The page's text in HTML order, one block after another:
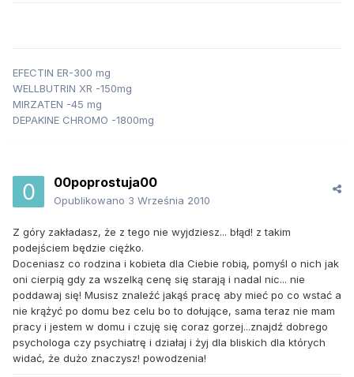
EFECTIN ER-300 mg
WELLBUTRIN XR -150mg
MIRZATEN -45 mg
DEPAKINE CHROMO -1800mg
00poprostuja00
Opublikowano 3 Września 2010
Z góry zakładasz, że z tego nie wyjdziesz... błąd! z takim
podejściem będzie ciężko.
Doceniasz co rodzina i kobieta dla Ciebie robią, pomyśl o nich jak
oni cierpią gdy za wszelką cenę się starają i nadal nic... nie
poddawaj się! Musisz znaleźć jakąś pracę aby mieć po co wstać a
nie krążyć po domu bez celu bo to dołujące, sama teraz nie mam
pracy i jestem w domu i czuję się coraz gorzej...znajdź dobrego
psychologa czy psychiatrę i działaj i żyj dla bliskich dla których
widać, że dużo znaczysz! powodzenia!